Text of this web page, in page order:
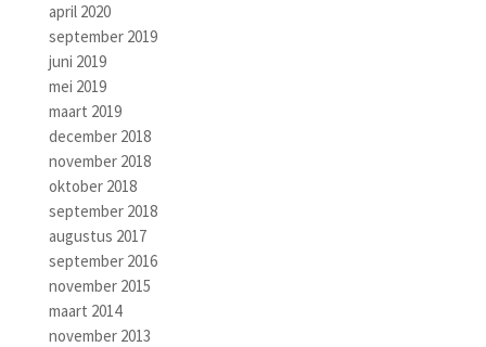
april 2020
september 2019
juni 2019
mei 2019
maart 2019
december 2018
november 2018
oktober 2018
september 2018
augustus 2017
september 2016
november 2015
maart 2014
november 2013